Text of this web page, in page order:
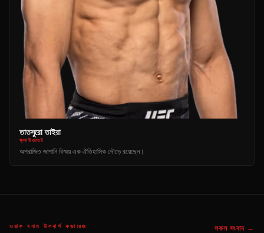
তাতসুরো তাইরা
ফ্লাইওয়েট
অপরাজিত জাপানি বিস্ময় এক ঐতিহাসিক দৌড়ে রয়েছেন।
ওয়াক বনাম উলবার্গ কভারেজ সকল সংবাদ →